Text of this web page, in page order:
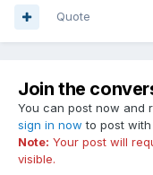
Quote
Join the
You can post now and
sign in now to post
Note: Your post will
visible.